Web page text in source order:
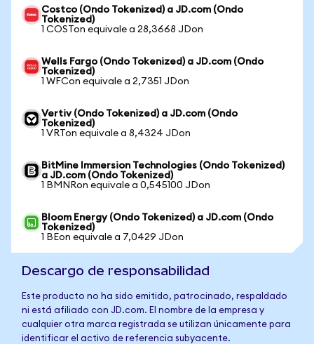
Costco (Ondo Tokenized) a JD.com (Ondo
Tokenized)
1 COSTon equivale a 28,3668 JDon
Wells Fargo (Ondo Tokenized) a JD.com (Ondo
Tokenized)
1 WFCon equivale a 2,7351 JDon
Vertiv (Ondo Tokenized) a JD.com (Ondo
Tokenized)
1 VRTon equivale a 8,4324 JDon
BitMine Immersion Technologies (Ondo Tokenized)
a JD.com (Ondo Tokenized)
1 BMNRon equivale a 0,545100 JDon
Bloom Energy (Ondo Tokenized) a JD.com (Ondo
Tokenized)
1 BEon equivale a 7,0429 JDon
Descargo de responsabilidad
Este producto no ha sido emitido, patrocinado, respaldado
ni está afiliado con JD.com. El nombre de la empresa y
cualquier otra marca registrada se utilizan únicamente para
identificar el activo de referencia subyacente.